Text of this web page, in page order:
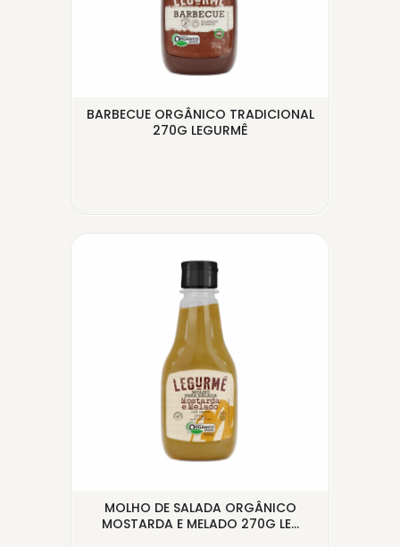
BARBECUE ORGÂNICO TRADICIONAL
270G LEGURMÊ
MOLHO DE SALADA ORGÂNICO
MOSTARDA E MELADO 270G LE...